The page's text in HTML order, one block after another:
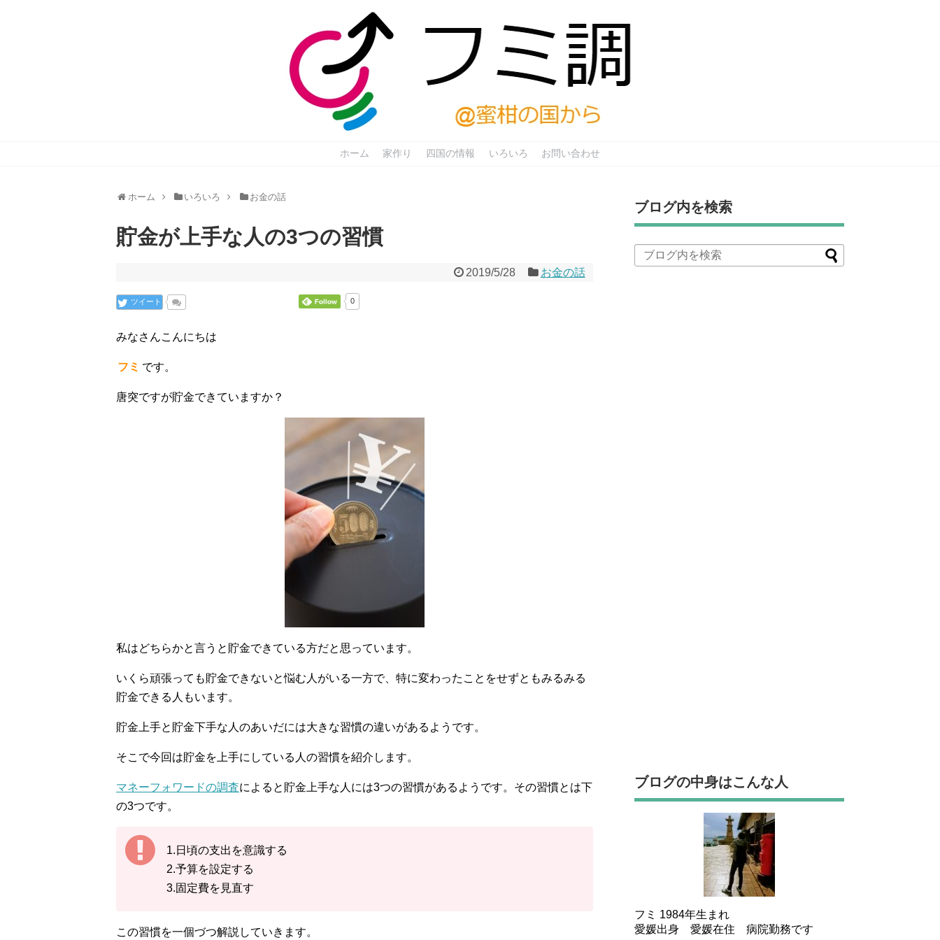
ホーム 家作り 四国の情報 いろいろ お問い合わせ
ホーム いろいろ お金の話
貯金が上手な人の3つの習慣
2019/5/28 お金の話
ツイート 0
みなさんこんにちは
フミ です。
唐突ですが貯金できていますか？
私はどちらかと言うと貯金できている方だと思っています。
いくら頑張っても貯金できないと悩む人がいる一方で、特に変わったことをせずともみるみる
貯金できる人もいます。
貯金上手と貯金下手な人のあいだには大きな習慣の違いがあるようです。
そこで今回は貯金を上手にしている人の習慣を紹介します。
マネーフォワードの調査によると貯金上手な人には3つの習慣があるようです。その習慣とは下
の3つです。
1.日頃の支出を意識する
2.予算を設定する
3.固定費を見直す
この習慣を一個づつ解説していきます。
ブログ内を検索
ブログの中身はこんな人
フミ 1984年生まれ
愛媛出身 愛媛在住 病院勤務です